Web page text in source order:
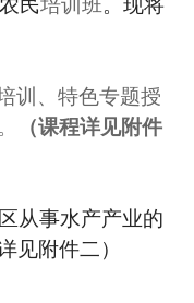
民培训班。现将
训、特色专题授
（课程详见附件
从事水产产业的
见附件二）